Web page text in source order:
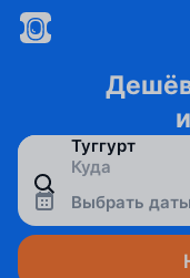
Выбрать даты